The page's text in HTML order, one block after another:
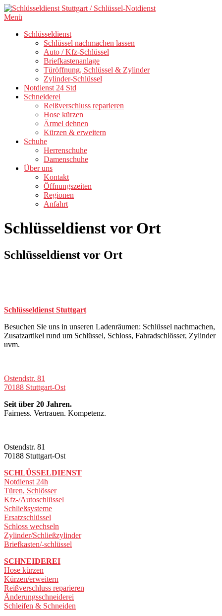
Direkt
zum
Menü
Schlüsseldienst
Schlüssel nachmachen lassen
Auto / Kfz-Schlüssel
Briefkastenanlage
Türöffnung, Schlüssel & Zylinder
Zylinder-Schlüssel
Notdienst 24 Std
Schneiderei
Reißverschluss reparieren
Hose kürzen
Ärmel dehnen
Kürzen & erweitern
Schuhe
Herrenschuhe
Damenschuhe
Über uns
Kontakt
Öffnungszeiten
Regionen
Anfahrt
Schlüsseldienst vor Ort
Schlüsseldienst vor Ort
Schlüsseldienst Stuttgart
Besuchen Sie uns in unseren Ladenräumen: Schlüssel nachmachen,
Zusatzartikel rund um Schlüssel, Schloss, Fahradschlösser, Zylinder
uvm.
Ostendstr. 81
70188 Stuttgart-Ost
Seit über 20 Jahren.
Fairness. Vertrauen. Kompetenz.
Ostendstr. 81
70188 Stuttgart-Ost
SCHLÜSSELDIENST
Notdienst 24h
Türen, Schlösser
Kfz-/Autoschlüssel
Schließsysteme
Ersatzschlüssel
Schloss wechseln
Zylinder/Schließzylinder
Briefkasten/-schlüssel
SCHNEIDEREI
Hose kürzen
Kürzen/erweitern
Reißverschluss reparieren
Änderungsschneiderei
Schleifen & Schneiden